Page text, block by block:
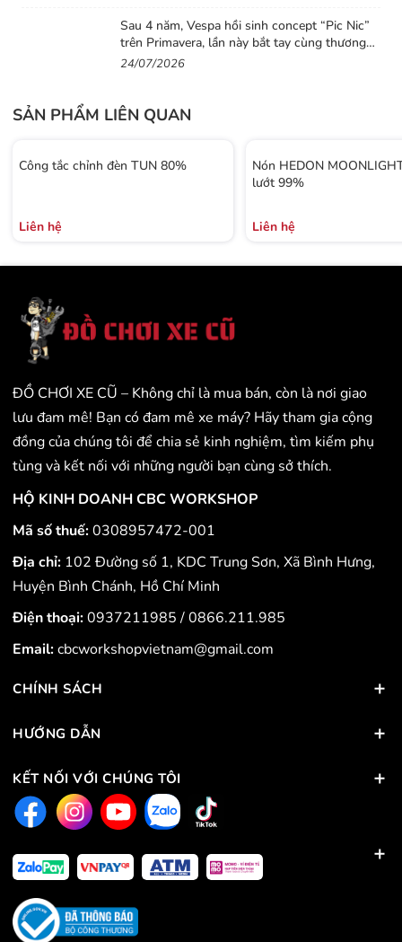
Sau 4 năm, Vespa hồi sinh concept “Pic Nic”
trên Primavera, lần này bắt tay cùng thương
hiệu thời trang Gigi
24/07/2026
SẢN PHẨM LIÊN QUAN
Công tắc chỉnh đèn TUN 80%
Liên hệ
Nón HEDON
lướt 99%
Liên hệ
ĐỒ CHƠI XE CŨ – Không chỉ là mua bán, còn là nơi giao
lưu đam mê! Bạn có đam mê xe máy? Hãy tham gia cộng
đồng của chúng tôi để chia sẻ kinh nghiệm, tìm kiếm phụ
tùng và kết nối với những người bạn cùng sở thích.
HỘ KINH DOANH CBC WORKSHOP
Mã số thuế:0308957472-001
Địa chỉ: 102 Đường số 1, KDC Trung Sơn, Xã Bình Hưng,
Huyện Bình Chánh, Hồ Chí Minh
Điện thoại:0937211985/0866.211.985
Email:cbcworkshopvietnam@gmail.com
CHÍNH SÁCH
HƯỚNG DẪN
KẾT NỐI VỚI CHÚNG TÔI